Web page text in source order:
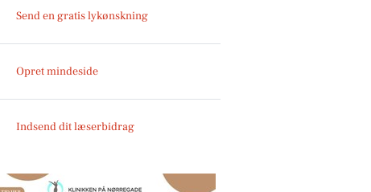
Send en gratis lykønskning
Opret mindeside
Indsend dit læserbidrag